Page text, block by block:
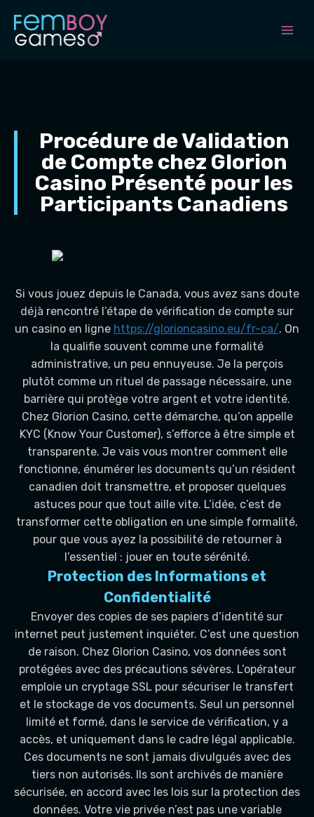
content
Procédure de Validation
de Compte chez Glorion
Casino Présenté pour les
Participants Canadiens
Si vous jouez depuis le Canada, vous avez sans doute
déjà rencontré l’étape de vérification de compte sur
un casino en ligne https://glorioncasino.eu/fr-ca/. On
la qualifie souvent comme une formalité
administrative, un peu ennuyeuse. Je la perçois
plutôt comme un rituel de passage nécessaire, une
barrière qui protège votre argent et votre identité.
Chez Glorion Casino, cette démarche, qu’on appelle
KYC (Know Your Customer), s’efforce à être simple et
transparente. Je vais vous montrer comment elle
fonctionne, énumérer les documents qu’un résident
canadien doit transmettre, et proposer quelques
astuces pour que tout aille vite. L’idée, c’est de
transformer cette obligation en une simple formalité,
pour que vous ayez la possibilité de retourner à
l’essentiel : jouer en toute sérénité.
Protection des Informations et
Confidentialité
Envoyer des copies de ses papiers d’identité sur
internet peut justement inquiéter. C’est une question
de raison. Chez Glorion Casino, vos données sont
protégées avec des précautions sévères. L’opérateur
emploie un cryptage SSL pour sécuriser le transfert
et le stockage de vos documents. Seul un personnel
limité et formé, dans le service de vérification, y a
accès, et uniquement dans le cadre légal applicable.
Ces documents ne sont jamais divulgués avec des
tiers non autorisés. Ils sont archivés de manière
sécurisée, en accord avec les lois sur la protection des
données. Votre vie privée n’est pas une variable